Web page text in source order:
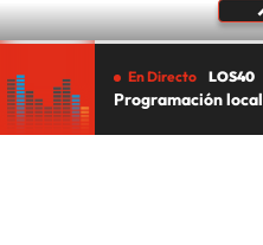
En Directo LOS40
Programación local